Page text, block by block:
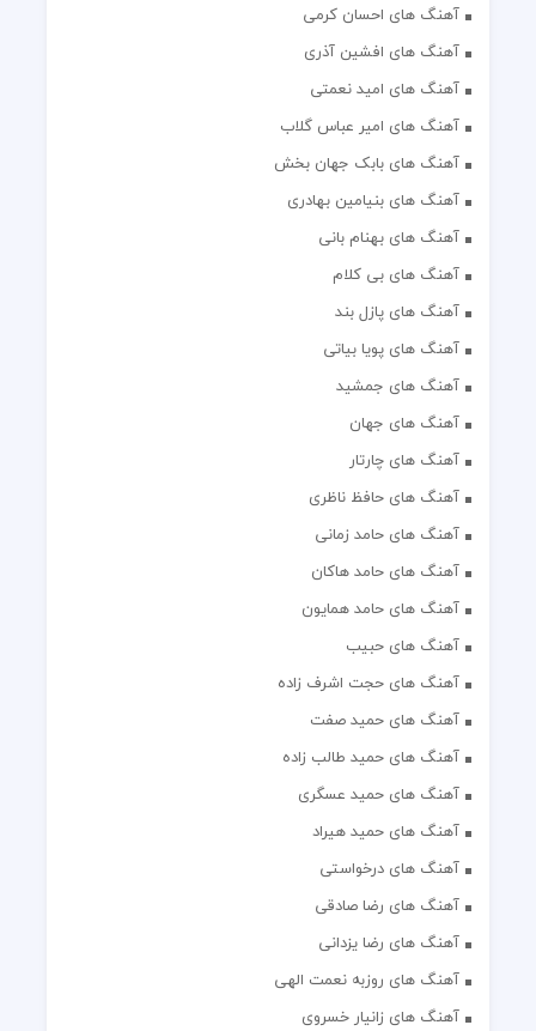
آهنگ های احسان کرمی
آهنگ های افشین آذری
آهنگ های امید نعمتی
آهنگ های امیر عباس گلاب
آهنگ های بابک جهان بخش
آهنگ های بنیامین بهادری
آهنگ های بهنام بانی
آهنگ های بی کلام
آهنگ های پازل بند
آهنگ های پویا بیاتی
آهنگ های جمشید
آهنگ های جهان
آهنگ های چارتار
آهنگ های حافظ ناظری
آهنگ های حامد زمانی
آهنگ های حامد هاکان
آهنگ های حامد همایون
آهنگ های حبیب
آهنگ های حجت اشرف زاده
آهنگ های حمید صفت
آهنگ های حمید طالب زاده
آهنگ های حمید عسگری
آهنگ های حمید هیراد
آهنگ های درخواستی
آهنگ های رضا صادقی
آهنگ های رضا یزدانی
آهنگ های روزبه نعمت الهی
آهنگ های زانیار خسروی